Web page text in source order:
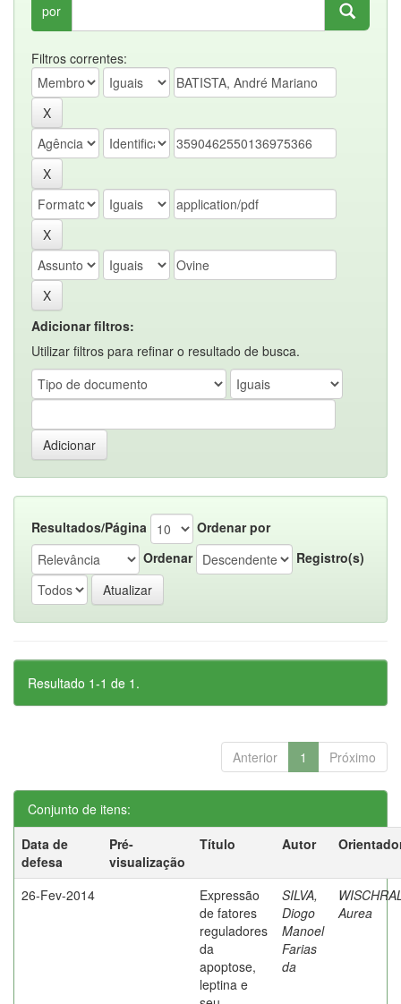
por
Filtros correntes:
Adicionar filtros:
Utilizar filtros para refinar o resultado de busca.
Resultados/Página
Ordenar por
Ordenar
Registro(s)
Resultado 1-1 de 1.
Anterior 1 Próximo
Conjunto de itens:
Data de
defesa
Pré-
visualização
Título Autor
26-Fev-2014
Expressão
de fatores
reguladores
da
apoptose,
leptina e
SILVA,
Diogo
Manoel
Farias
da
Aurea